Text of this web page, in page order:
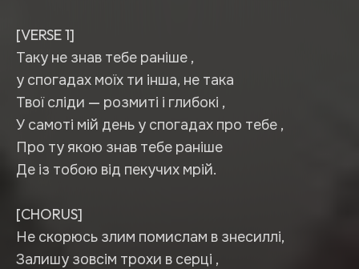
[VERSE 1]
Таку не знав тебе раніше ,
у спогадах моїх ти інша, не така
Твої сліди — розмиті і глибокі ,
У самоті мій день у спогадах про тебе ,
Про ту якою знав тебе раніше
Де із тобою від пекучих мрій.
[CHORUS]
Не скорюсь злим помислам в знесиллі,
Залишу зовсім трохи в серці ,